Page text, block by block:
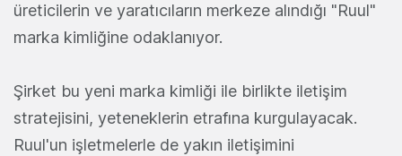
üreticilerin ve yaratıcıların merkeze alındığı "Ruul"
marka kimliğine odaklanıyor.
Şirket bu yeni marka kimliği ile birlikte iletişim
stratejisini, yeteneklerin etrafına kurgulayacak.
Ruul'un işletmelerle de yakın iletişimini